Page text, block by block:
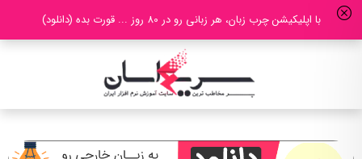
با اپلیکیشن چرب زبان، هر زبانی رو در 80 روز ... قورت بده (دانلود)